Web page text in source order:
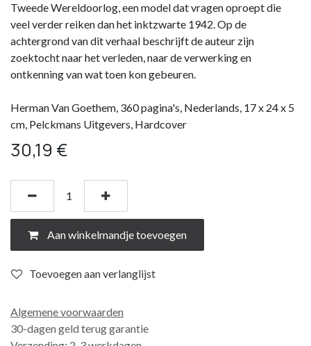
Tweede Wereldoorlog, een model dat vragen oproept die
veel verder reiken dan het inktzwarte 1942. Op de
achtergrond van dit verhaal beschrijft de auteur zijn
zoektocht naar het verleden, naar de verwerking en
ontkenning van wat toen kon gebeuren.
Herman Van Goethem, 360 pagina's, Nederlands, 17 x 24 x 5
cm, Pelckmans Uitgevers, Hardcover
30,19 €
Aan winkelmandje toevoegen
Toevoegen aan verlanglijst
Algemene voorwaarden
30-dagen geld terug garantie